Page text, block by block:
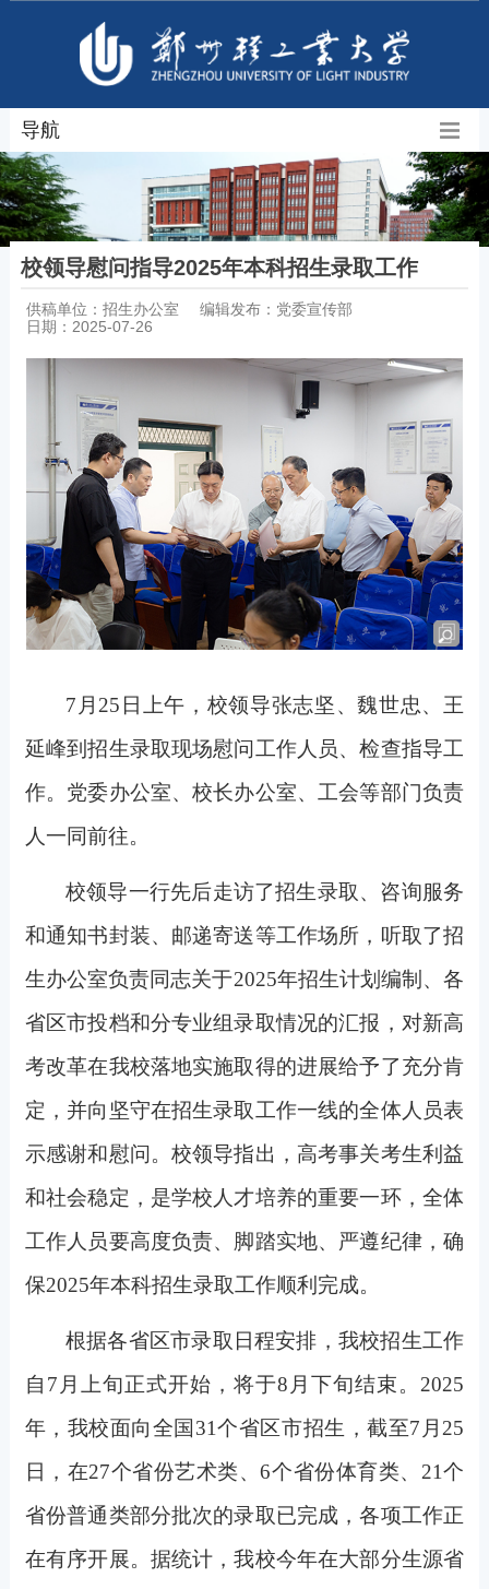
导航
校领导慰问指导2025年本科招生录取工作
供稿单位：招生办公室
编辑发布：党委宣传部
日期：2025-07-26
7 月25日上午，校领导张志坚、魏世忠、王
延峰到招生录取现场慰问工作人员、检查指导工
作。党委办公室、校长办公室、工会等部门负责
人一同前往。
校领导一行先后走访了招生录取、咨询服务
和通知书封装、邮递寄送等工作场所，听取了招
生办公室负责同志关于2025年招生计划编制、各
省区市投档和分专业组录取情况的汇报，对新高
考改革在我校落地实施取得的进展给予了充分肯
定，并向坚守在招生录取工作一线的全体人员表
示感谢和慰问。校领导指出，高考事关考生利益
和社会稳定，是学校人才培养的重要一环，全体
工作人员要高度负责、脚踏实地、严遵纪律，确
保2025年本科招生录取工作顺利完成。
根据各省区市录取日程安排，我校招生工作
自7月上旬正式开始，将于8月下旬结束。2025
年，我校面向全国31个省区市招生，截至7月25
日，在27个省份艺术类、6个省份体育类、21个
省份普通类部分批次的录取已完成，各项工作正
在有序开展。据统计，我校今年在大部分生源省